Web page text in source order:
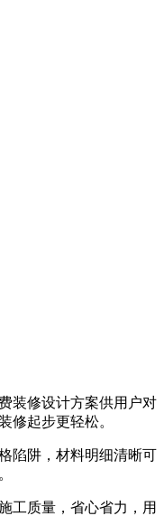
装修设计方案供用户对
修起步更轻松。
陷阱，材料明细清晰可
工质量，省心省力，用